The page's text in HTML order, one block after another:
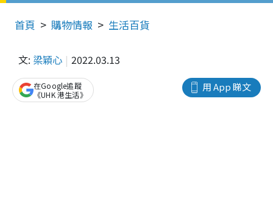
首頁 購物情報 生活百貨
文: 梁穎心 2022.03.13
用 App 睇文
在Google追蹤
《UHK 港生活》